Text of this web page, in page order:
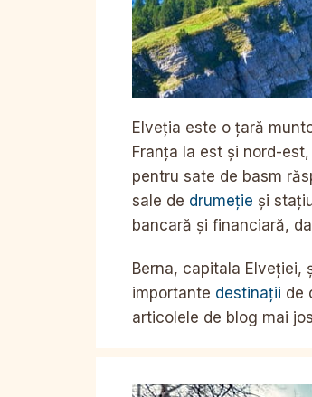
Elveția este o țară
Franța la est și nord-
pentru sate de basm
sale de drumeție și
bancară și financiară,
Berna, capitala Elveției,
importante destinații de
articolele de blog mai